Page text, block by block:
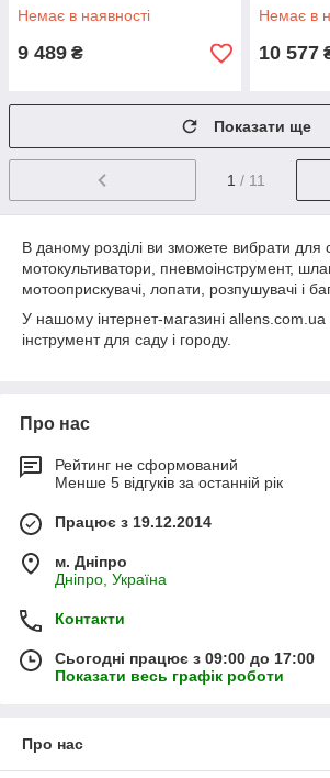
Немає в наявності
9 489 ₴
Немає в
10 577
Показати ще
1 / 11
В даному розділі ви зможете вибрати для
мотокультиватори, пневмоінструмент,
мотооприскувачі, лопати, розпушувачі і
У нашому інтернет-магазині allens.com.ua
інструмент для саду і городу.
Про нас
Рейтинг не сформований
Менше 5 відгуків за останній рік
Працює з 19.12.2014
м. Дніпро
Дніпро, Україна
Контакти
Сьогодні працює з 09:00 до 17:00
Показати весь графік роботи
Про нас